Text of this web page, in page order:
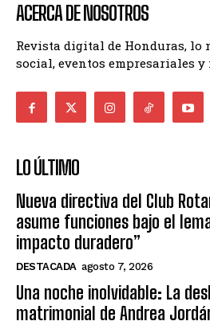
ACERCA DE NOSOTROS
Revista digital de Honduras, lo
social, eventos empresariales y
LO ÚLTIMO
Nueva directiva del Club
asume funciones bajo el
impacto duradero”
DESTACADA agosto 7, 2026
Una noche inolvidable: La
matrimonial de Andrea